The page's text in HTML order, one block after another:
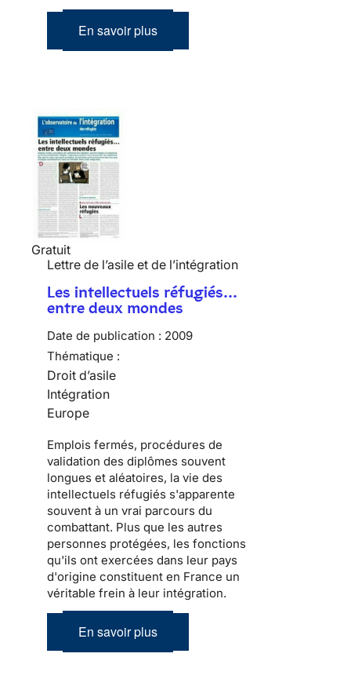
En savoir plus
Gratuit
Lettre de l’asile et de l’intégration
Les intellectuels réfugiés…
entre deux mondes
Date de publication : 2009
Thématique :
Droit d’asile
Intégration
Europe
Emplois fermés, procédures de
validation des diplômes souvent
longues et aléatoires, la vie des
intellectuels réfugiés s'apparente
souvent à un vrai parcours du
combattant. Plus que les autres
personnes protégées, les fonctions
qu'ils ont exercées dans leur pays
d'origine constituent en France un
véritable frein à leur intégration.
En savoir plus